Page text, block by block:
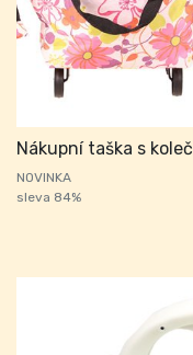
Nákupní taška s
NOVINKA
sleva 84%